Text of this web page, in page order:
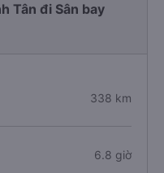
Tân đi Sân bay
338 km
6.8 giờ